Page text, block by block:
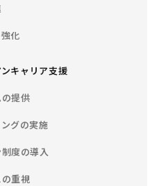
化
キャリア支援
提供
グの実施
度の導入
重視